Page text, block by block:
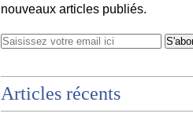
nouveaux articles publiés.
Articles récents